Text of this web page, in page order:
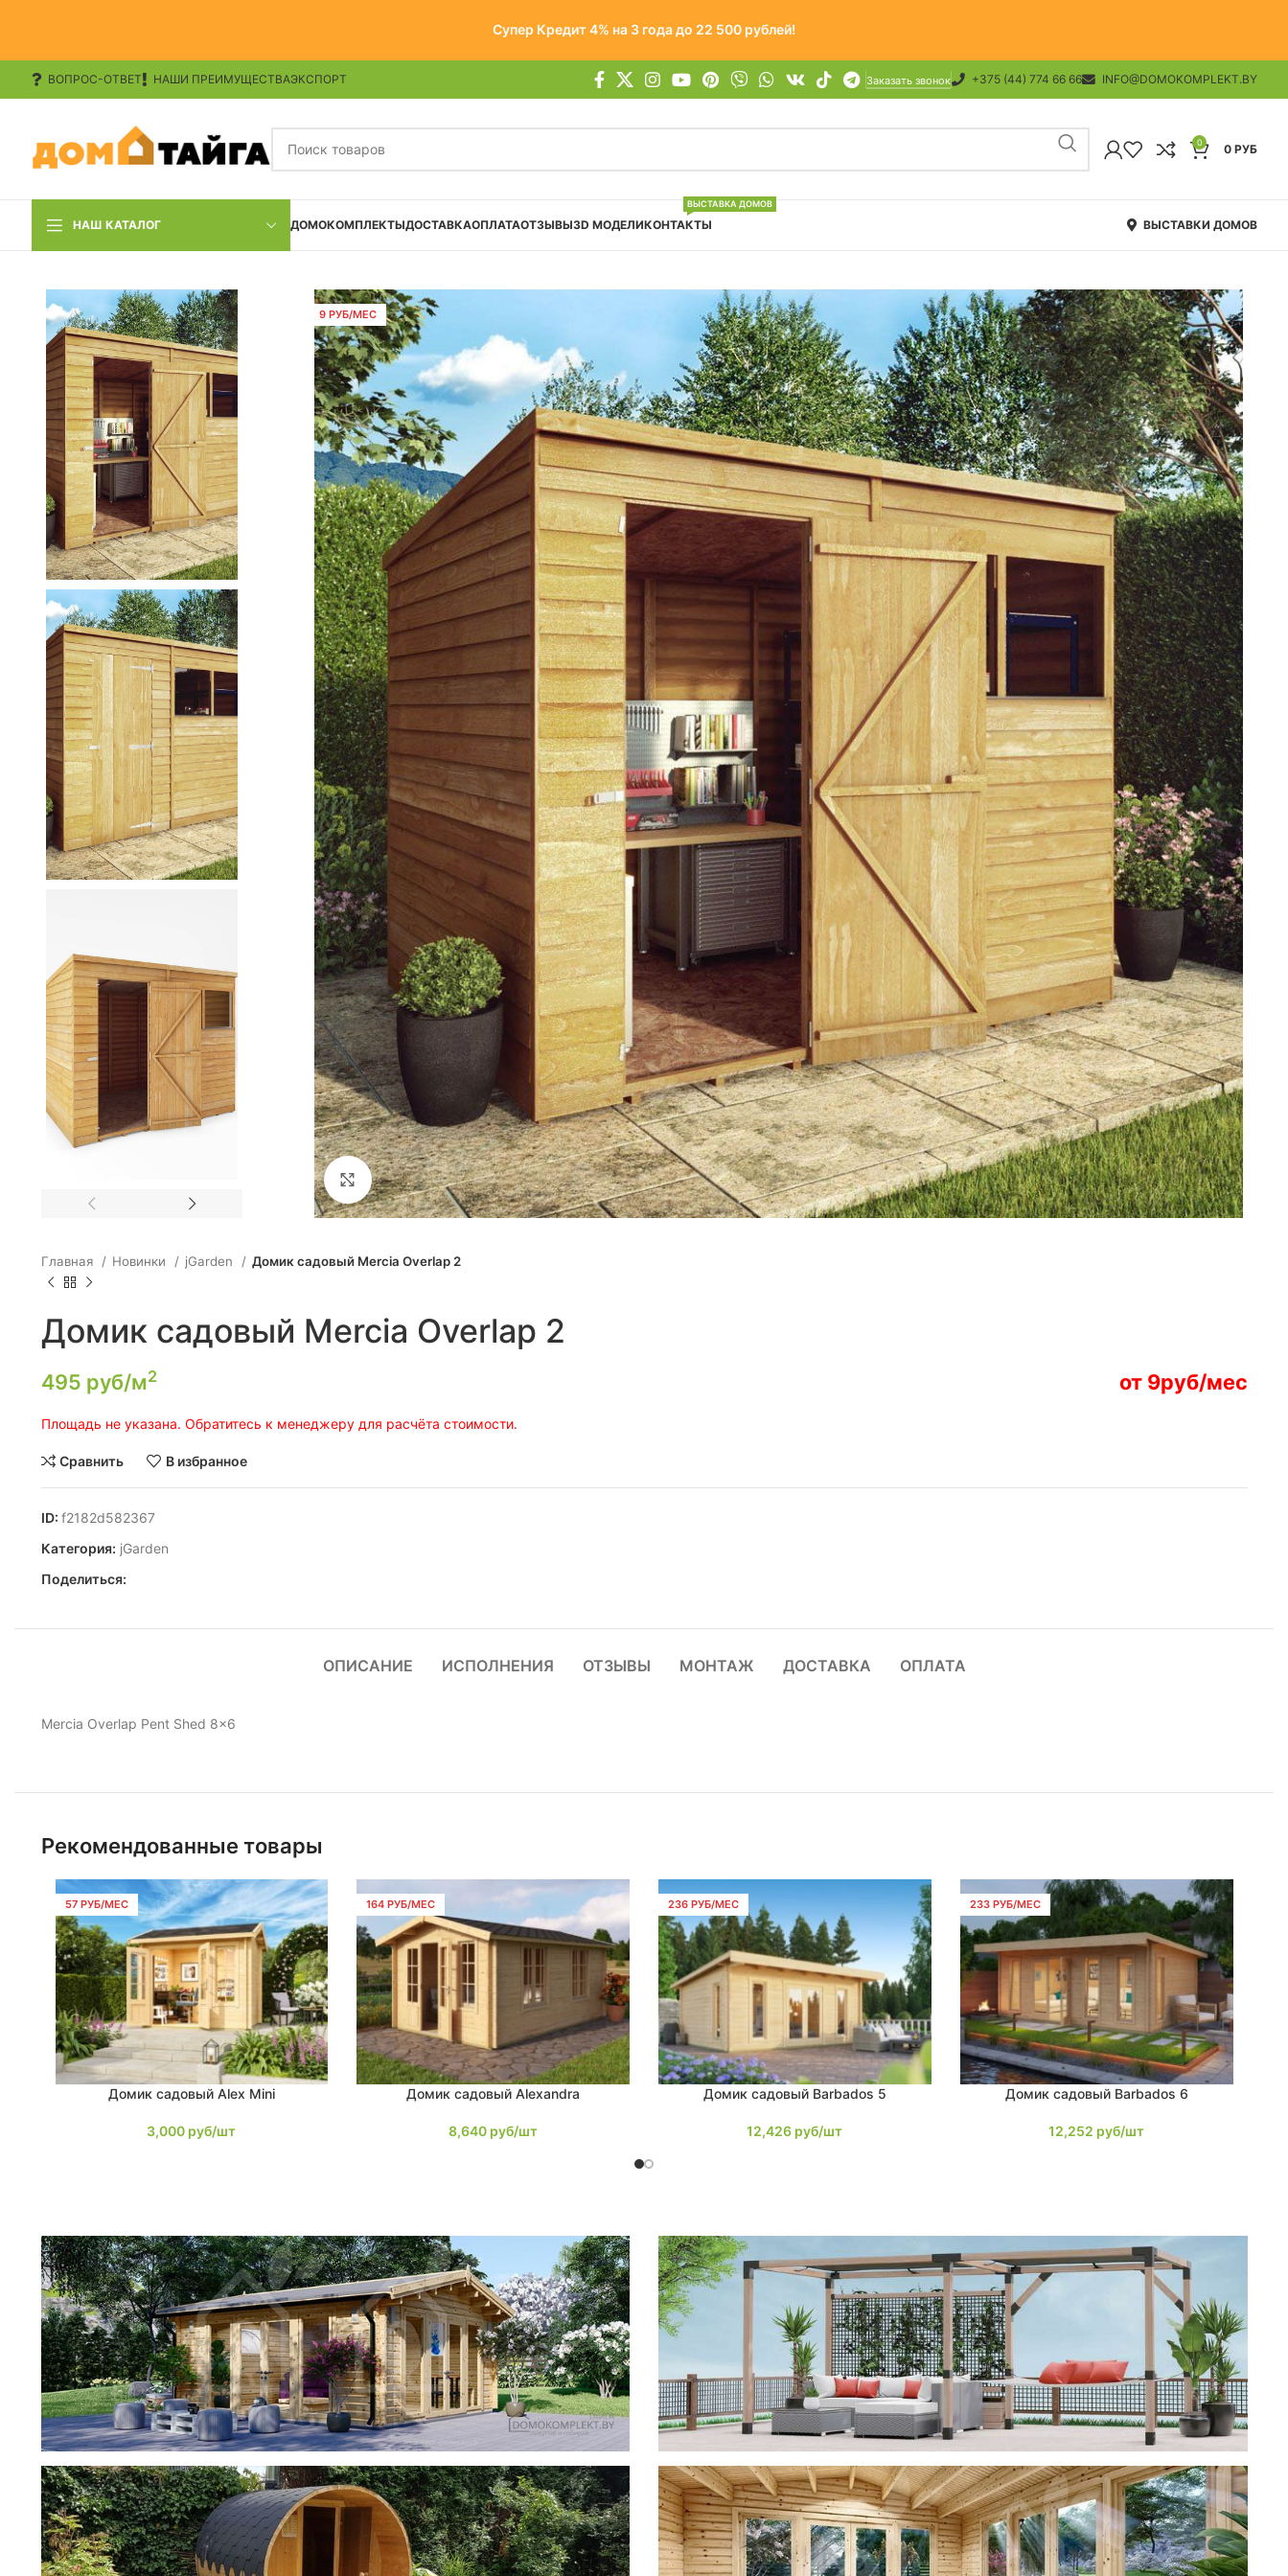
Супер Кредит 4% на 3 года до 22 500 рублей!
ВОПРОС-ОТВЕТ НАШИ ПРЕИМУЩЕСТВАЭКСПОРТ Заказать звонок +375 (44) 774 66 66 INFO@DOMOKOMPLEKT.BY
0 0 РУБ
НАШ КАТАЛОГ ДОМОКОМПЛЕКТЫДОСТАВКАОПЛАТАОТЗЫВЫ3D МОДЕЛИКОНТАКТЫ
ВЫСТАВКА ДОМОВ
ВЫСТАВКИ ДОМОВ
9 РУБ/МЕС
Click to enlarge
Главная Новинки jGarden Домик садовый Mercia Overlap 2
Домик садовый Mercia Overlap 2
495 руб/м2 от 9руб/мес
Площадь не указана. Обратитесь к менеджеру для расчёта стоимости.
Сравнить В избранное
ID: f2182d582367
Категория: jGarden
Поделиться:
ОПИСАНИЕ ИСПОЛНЕНИЯ ОТЗЫВЫ МОНТАЖ ДОСТАВКА ОПЛАТА
Mercia Overlap Pent Shed 8×6
Рекомендованные товары
57 РУБ/МЕС
В КОРЗИНУДомик садовый Alex Mini
3,000 руб/шт
164 РУБ/МЕС
В КОРЗИНУДомик садовый Alexandra
8,640 руб/шт
236 РУБ/МЕС
В КОРЗИНУДомик садовый Barbados 5
12,426 руб/шт
233 РУБ/МЕС
В КОРЗИНУДомик садовый Barbados 6
12,252 руб/шт
фотогалерея
ДОМИКИ
фотогалерея
Беседки CUBE